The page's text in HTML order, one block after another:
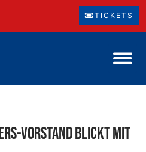
TICKETS
Vorstand blickt mit